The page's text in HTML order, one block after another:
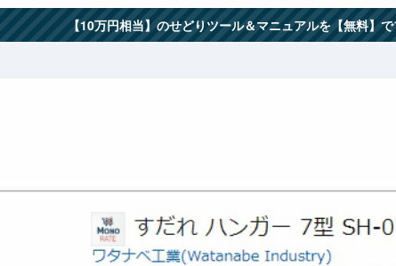
【10万円相当】のせどりツール＆マニュアルを【無料】